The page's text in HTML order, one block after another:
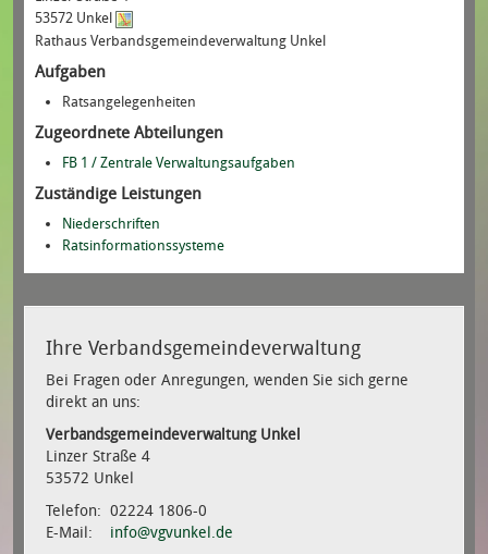
53572 Unkel
Rathaus Verbandsgemeindeverwaltung Unkel
Aufgaben
Ratsangelegenheiten
Zugeordnete Abteilungen
FB 1 / Zentrale Verwaltungsaufgaben
Zuständige Leistungen
Niederschriften
Ratsinformationssysteme
Ihre Verbandsgemeindeverwaltung
Bei Fragen oder Anregungen, wenden Sie sich gerne
direkt an uns:
Verbandsgemeindeverwaltung Unkel
Linzer Straße 4
53572 Unkel
Telefon: 02224 1806-0
E-Mail: info@vgvunkel.de